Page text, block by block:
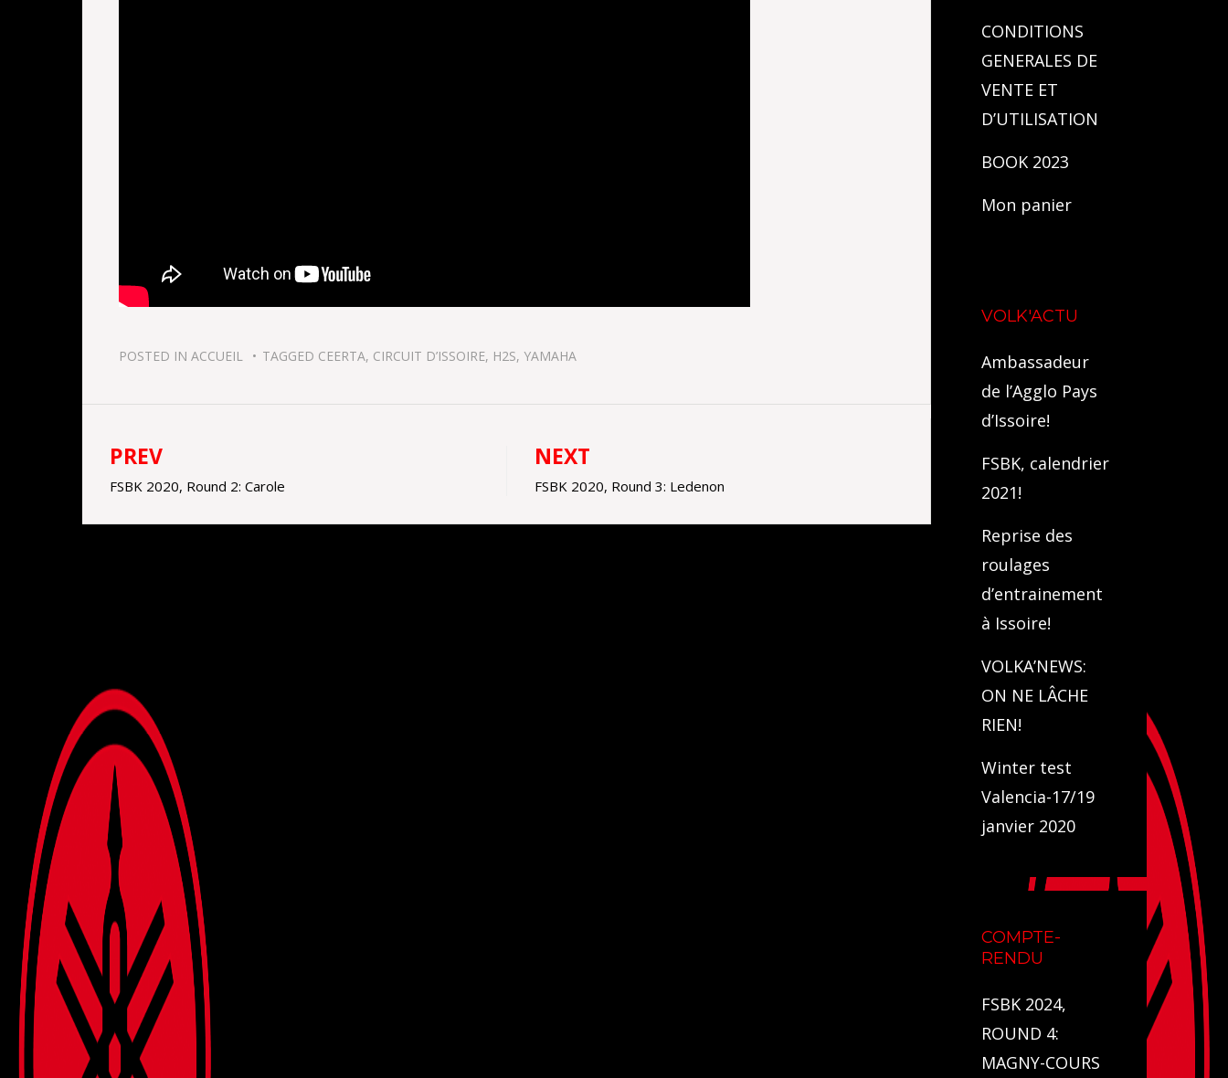
POSTED IN ACCUEIL TAGGED CEERTA, CIRCUIT D’ISSOIRE, H2S, YAMAHA
Navigation
de
l’article
PREV
FSBK 2020, Round 2: Carole
NEXT
FSBK 2020, Round 3: Ledenon
CONDITIONS
GENERALES DE
VENTE ET
D’UTILISATION
BOOK 2023
Mon panier
VOLK'ACTU
Ambassadeur
de l’Agglo Pays
d’Issoire!
FSBK, calendrier
2021!
Reprise des
roulages
d’entrainement
à Issoire!
VOLKA’NEWS:
ON NE LÂCHE
RIEN!
Winter test
Valencia-17/19
janvier 2020
COMPTE-
RENDU
FSBK 2024,
ROUND 4:
MAGNY-COURS